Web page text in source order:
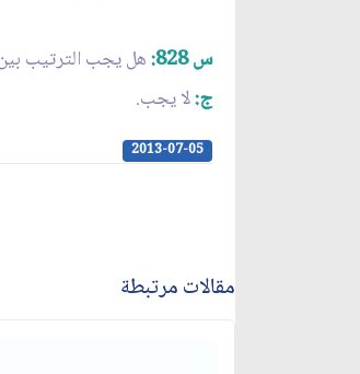
س 828:
هل يجب الترتيب بين
ج:لا يجب.
2013-07-05
مقالات مرتبطة